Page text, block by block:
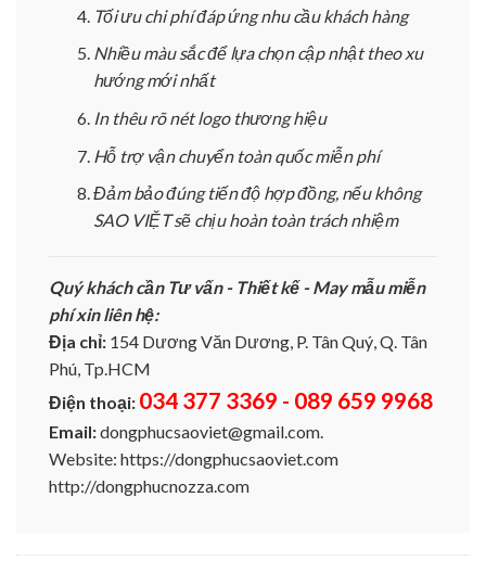
Tối ưu chi phí đáp ứng nhu cầu khách hàng
Nhiều màu sắc để lựa chọn cập nhật theo xu
hướng mới nhất
In thêu rõ nét logo thương hiệu
Hỗ trợ vận chuyển toàn quốc miễn phí
Đảm bảo đúng tiến độ hợp đồng, nếu không
SAO VIỆT sẽ chịu hoàn toàn trách nhiệm
Quý khách cần Tư vấn - Thiết kế - May mẫu miễn
phí xin liên hệ:
Địa chỉ: 154 Dương Văn Dương, P. Tân Quý, Q. Tân
Phú, Tp.HCM
Điện thoại: 034 377 3369 - 089 659 9968
Email:dongphucsaoviet@gmail.com.
Website: https://dongphucsaoviet.com
http://dongphucnozza.com